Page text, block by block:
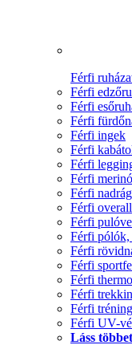
Férfi
Férfi
Férfi
Férfi
Férfi ingek
Férfi
Férfi
Férfi
Férfi nadrág
Férfi overall
Férfi
Férfi
Férfi
Férfi
Férfi
Férfi
Férfi
Férfi UV-
Láss